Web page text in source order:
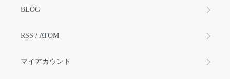
BLOG
RSS / ATOM
マイアカウント